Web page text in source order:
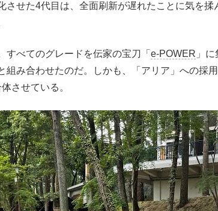
させた4代目は、全面刷新が遅れたことに気を
べてのグレードを伝家の宝刀「 e-POWER 」
組み合わせたのだ。しかも、「アリア」への採
させている。